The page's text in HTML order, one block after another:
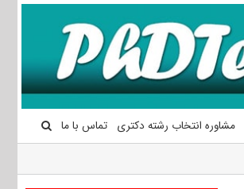
مشاوره انتخاب رشته دکتری تماس با ما